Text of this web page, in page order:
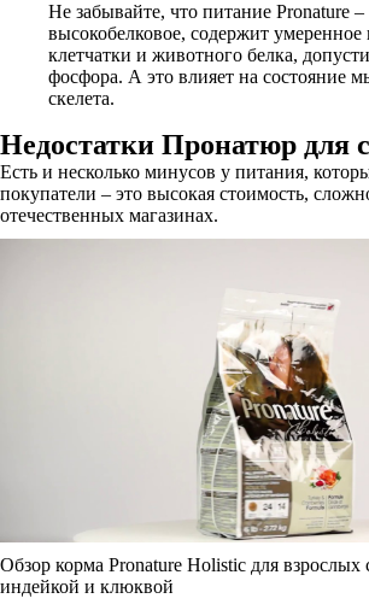
Не забывайте, что питание Pronature –
высокобелковое, содержит умеренное
клетчатки и животного белка,
фосфора. А это влияет на состояние
скелета.
Недостатки Пронатюр для
Есть и несколько минусов у питания,
покупатели – это высокая стоимость,
отечественных магазинах.
Обзор корма Pronature Holistic для взрослых
индейкой и клюквой